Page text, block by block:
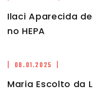
Ilaci Aparecida
no HEPA
| 08.01.2025 |
Maria Escolto da